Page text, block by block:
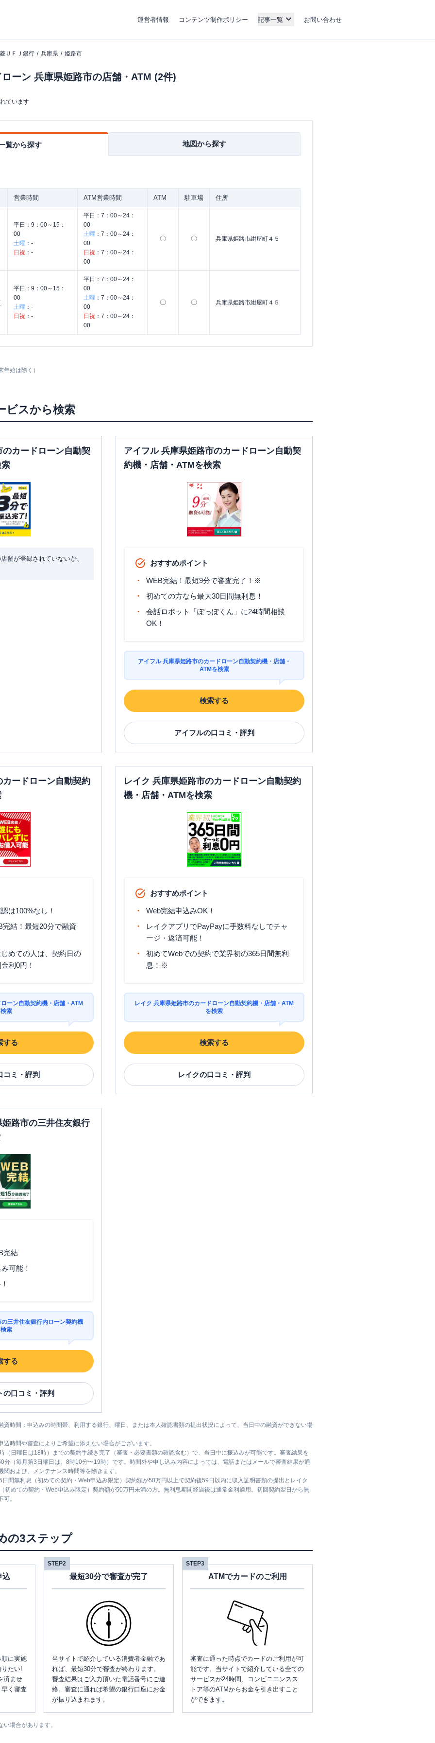
運営者情報 コンテンツ制作ポリシー 記事一覧 お問い合わせ
ＵＦＪ銀行 兵庫県 姫路市
ーン 兵庫県姫路市の店舗・ATM (2件)
ています
覧から探す 地図から探す
営業時間 ATM営業時間 ATM 駐車場 住所
平日： 9：00～15：
00
土曜 ： -
日祝 ： -
平日： 7：00～24：
00
土曜 ： 7：00～24：
00
日祝 ： 7：00～24：
00
〇 〇 兵庫県姫路市紺屋町４５
平日： 9：00～15：
00
土曜 ： -
日祝 ： -
平日： 7：00～24：
00
土曜 ： 7：00～24：
00
日祝 ： 7：00～24：
00
〇 〇 兵庫県姫路市紺屋町４５
始は除く）
ビスから検索
カードローン自動契
舗が登録されていないか、
アイフル 兵庫県姫路市のカードローン自動契
約機・店舗・ATMを検索
おすすめポイント
WEB完結！最短9分で審査完了！※
初めての方なら最大30日間無利息！
会話ロボット「ぽっぽくん」に24時間相談
OK！
アイフル 兵庫県姫路市のカードローン自動契約機・店舗・
ATMを検索
検索する
アイフルの口コミ・評判
ードローン自動契約
は100%なし！
結！最短20分で融資
めての人は、契約日の
利0円！
ーン自動契約機・店舗・ATM
索
する
コミ・評判
レイク 兵庫県姫路市のカードローン自動契約
機・店舗・ATMを検索
おすすめポイント
Web完結申込みOK！
レイクアプリでPayPayに手数料なしでチャ
ージ・返済可能！
初めてWebでの契約で業界初の365日間無利
息！※
レイク 兵庫県姫路市のカードローン自動契約機・店舗・ATM
を検索
検索する
レイクの口コミ・評判
路市の三井住友銀行
完結
可能！
三井住友銀行内ローン契約機
索
する
の口コミ・評判
資時間：申込みの時間帯、利用する銀行、曜日、または本人確認書類の提出状況によって、当日中の融資ができない場
時間や審査によりご希望に添えない場合がございます。
（日曜日は18時）までの契約手続き完了（審査・必要書類の確認含む）で、当日中に振込みが可能です。審査結果を
分（毎月第3日曜日は、8時10分〜19時）です。時間外や申し込み内容によっては、電話またはメールで審査結果が通
および、メンテナンス時間等を除きます。
間無利息（初めての契約・Web申込み限定）契約額が50万円以上で契約後59日以内に収入証明書類の提出とレイク
初めての契約・Web申込み限定）契約額が50万円未満の方。無利息期間経過後は通常金利適用。初回契約翌日から無
。
の3ステップ
込
に実施
たい!
済ませ
く審査
STEP2
最短30分で審査が完了
当サイトで紹介している消費者金融であ
れば、最短30分で審査が終わります。
審査結果はご入力頂いた電話番号にご連
絡。審査に通れば希望の銀行口座にお金
が振り込まれます。
STEP3
ATMでカードのご利用
審査に通った時点でカードのご利用が可
能です。当サイトで紹介している全ての
サービスが24時間、コンビニエンスス
トア等のATMからお金を引き出すこと
ができます。
場合があります。